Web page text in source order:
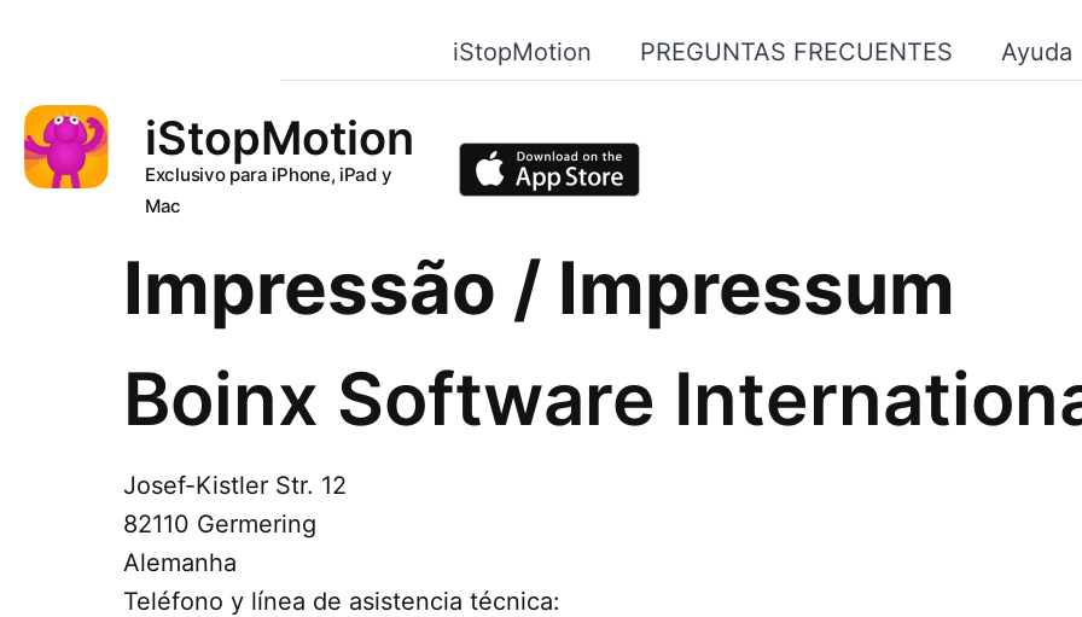
iStopMotion PREGUNTAS FRECUENTES Ayuda
iStopMotion
Exclusivo para iPhone, iPad y
Mac
Impressão / Impressum
Boinx Software
Josef-Kistler Str. 12
82110 Germering
Alemanha
Teléfono y línea de asistencia técnica: